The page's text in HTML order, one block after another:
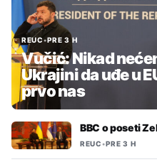
REUC•PRE 3 H
Vučić: Nikad
Ukrajini da uđe u
prvo nas
BBC o poseti
REUC•PRE 3 H